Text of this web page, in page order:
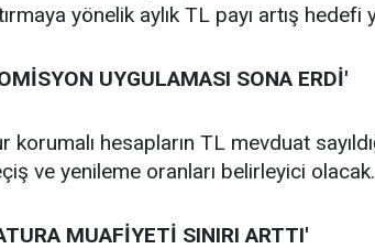
yönelik aylık TL payı artış
UYGULAMASI SONA ERDİ'
korumalı hesapların TL mevduat
ve yenileme oranları belirleyici olacak.
MUAFİYETİ SINIRI ARTTI'